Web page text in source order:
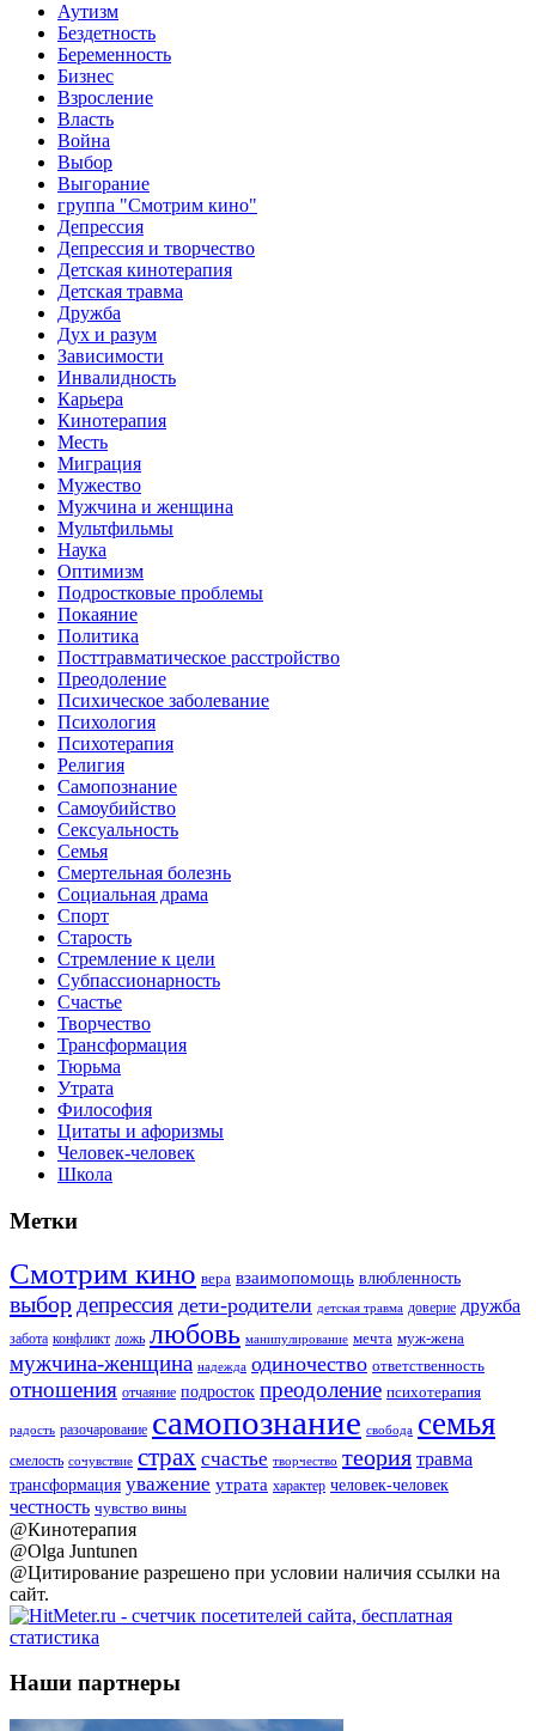
Аутизм
Бездетность
Беременность
Бизнес
Взросление
Власть
Война
Выбор
Выгорание
группа "Смотрим кино"
Депрессия
Депрессия и творчество
Детская кинотерапия
Детская травма
Дружба
Дух и разум
Зависимости
Инвалидность
Карьера
Кинотерапия
Месть
Миграция
Мужество
Мужчина и женщина
Мультфильмы
Наука
Оптимизм
Подростковые проблемы
Покаяние
Политика
Посттравматическое расстройство
Преодоление
Психическое заболевание
Психология
Психотерапия
Религия
Самопознание
Самоубийство
Сексуальность
Семья
Смертельная болезнь
Социальная драма
Спорт
Старость
Стремление к цели
Субпассионарность
Счастье
Творчество
Трансформация
Тюрьма
Утрата
Философия
Цитаты и афоризмы
Человек-человек
Школа
Метки
Смотрим кино вера взаимопомощь влюбленность
выбор депрессия дети-родители детская травма доверие дружба
забота конфликт ложь любовь манипулирование мечта муж-жена
мужчина-женщина надежда одиночество ответственность
отношения отчаяние подросток преодоление психотерапия
радость разочарование самопознание свобода семья
смелость сочувствие страх счастье творчество теория травма
трансформация уважение утрата характер человек-человек
честность чувство вины
@Кинотерапия
@Olga Juntunen
@Цитирование разрешено при условии наличия ссылки на
сайт.
Наши партнеры